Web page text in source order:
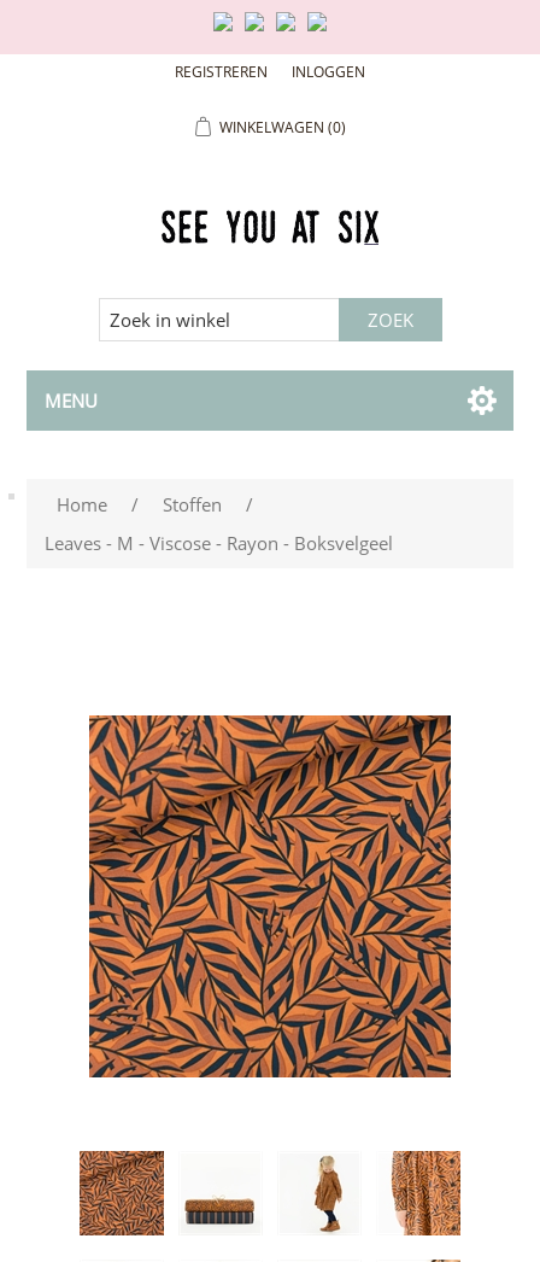
REGISTREREN INLOGGEN
WINKELWAGEN (0)
MENU
Home / Stoffen
/
Leaves - M - Viscose - Rayon - Boksvelgeel